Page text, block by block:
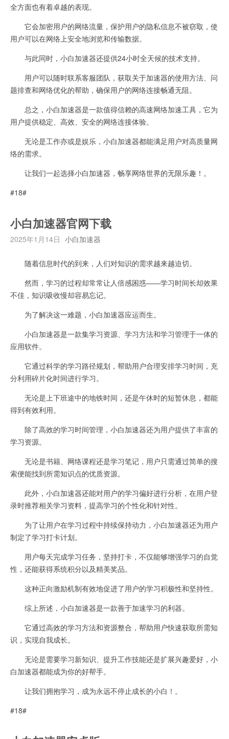
全方面也有着卓越的表现。
它会加密用户的网络流量，保护用户的隐私信息不被窃取，使
用户可以在网络上安全地浏览和传输数据。
与此同时，小白加速器还提供24小时全天候的技术支持。
用户可以随时联系客服团队，获取关于加速器的使用方法、问
题排查和网络优化的帮助，确保用户的网络连接畅通无阻。
总之，小白加速器是一款值得信赖的高速网络加速工具，它为
用户提供稳定、高效、安全的网络连接体验。
无论是工作亦或是娱乐，小白加速器都能满足用户对高质量网
络的需求。
让我们一起选择小白加速器，畅享网络世界的无限乐趣！。
#18#
小白加速器官网下载
2025年1月14日 小白加速器
随着信息时代的到来，人们对知识的需求越来越迫切。
然而，学习的过程却常常让人倍感困惑——学习时间长却效果
不佳，知识吸收慢却容易忘记。
为了解决这一难题，小白加速器应运而生。
小白加速器是一款集学习资源、学习方法和学习管理于一体的
应用软件。
它通过科学的学习路径规划，帮助用户合理安排学习时间，充
分利用碎片化时间进行学习。
无论是上下班途中的地铁时间，还是午休时的短暂休息，都能
得到有效利用。
除了高效的学习时间管理，小白加速器还为用户提供了丰富的
学习资源。
无论是书籍、网络课程还是学习笔记，用户只需通过简单的搜
索便能找到所需知识点的优质资源。
此外，小白加速器还能对用户的学习偏好进行分析，在用户登
录时推荐相关学习资料，提高学习的个性化和针对性。
为了让用户在学习过程中持续保持动力，小白加速器还为用户
制定了学习打卡计划。
用户每天完成学习任务，坚持打卡，不仅能够增强学习的自觉
性，还能获得系统积分以及精美奖品。
这种正向激励机制有效地促进了用户的学习积极性和坚持性。
综上所述，小白加速器是一款善于加速学习的利器。
它通过高效的学习方法和资源整合，帮助用户快速获取所需知
识，实现自我成长。
无论是需要学习新知识、提升工作技能还是扩展兴趣爱好，小
白加速器都能成为你的好帮手。
让我们拥抱学习，成为永远不停止成长的小白！。
#18#